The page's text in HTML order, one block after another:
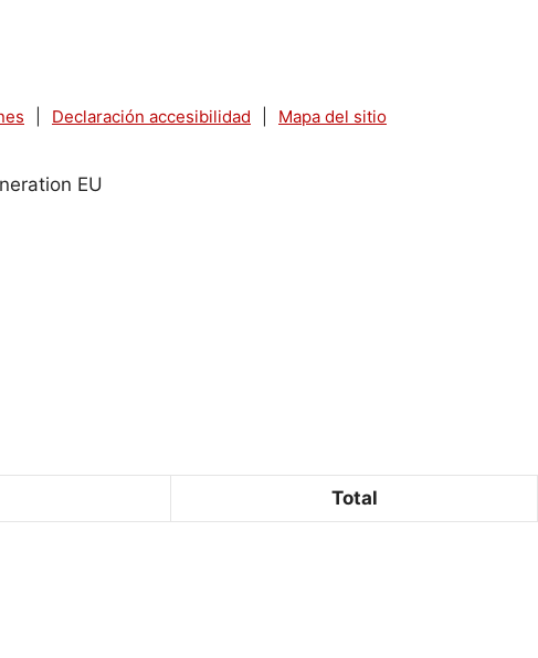
Declaración accesibilidad Mapa del sitio
EU
Total